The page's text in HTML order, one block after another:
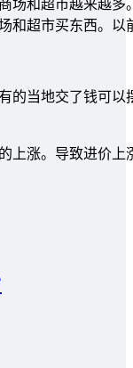
场和超市越来越
和超市买东西。
的当地交了钱可
上涨。导致进价